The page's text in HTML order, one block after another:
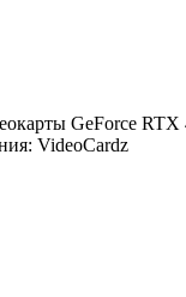
GeForce
VideoCardz